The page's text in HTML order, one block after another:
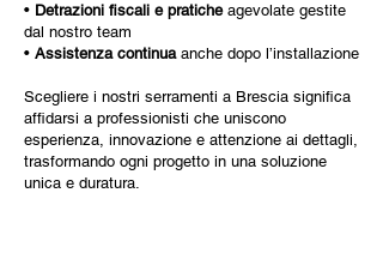
• Detrazioni fiscali e praticheagevolate gestite
dal nostro team
• Assistenza continuaanche dopo l’installazione
Scegliere i nostri serramenti a Brescia significa
affidarsi a professionisti che uniscono
esperienza, innovazione e attenzione ai dettagli,
trasformando ogni progetto in una soluzione
unica e duratura.